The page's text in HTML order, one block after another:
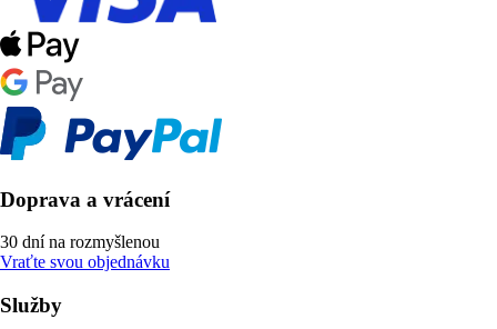
Doprava a vrácení
30 dní na rozmyšlenou
Vraťte svou objednávku
Služby